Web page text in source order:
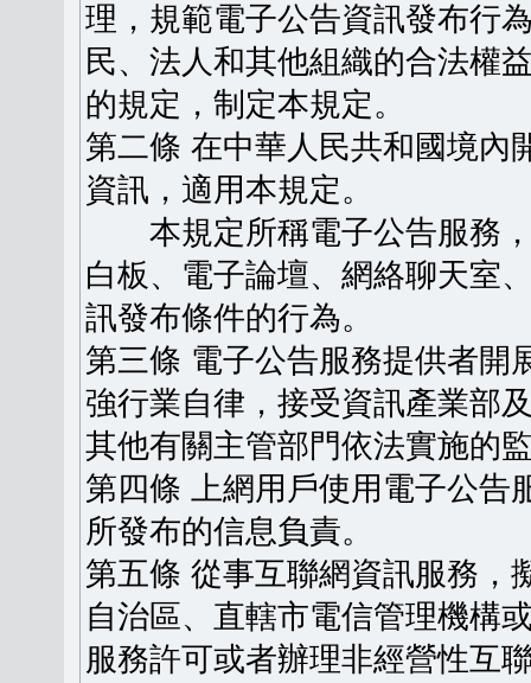
理，規範電子公告資訊發布行
民、法人和其他組織的合法權
的規定，制定本規定。
第二條 在中華人民共和國境內
資訊，適用本規定。
本規定所稱電子公告服務，
白板、電子論壇、網絡聊天室
訊發布條件的行為。
第三條 電子公告服務提供者開
強行業自律，接受資訊產業部
其他有關主管部門依法實施的
第四條 上網用戶使用電子公告
所發布的信息負責。
第五條 從事互聯網資訊服務，
自治區、直轄市電信管理機構
服務許可或者辦理非經營性互